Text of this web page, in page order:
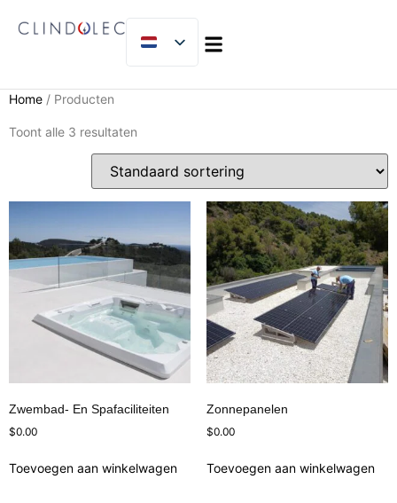
Home / Producten
Toont alle 3 resultaten
Zwembad- En Spafaciliteiten
$0.00
Toevoegen aan winkelwagen
Zonnepanelen
$0.00
Toevoegen aan winkelwagen